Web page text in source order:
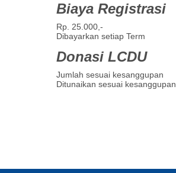
Biaya Registrasi
Rp. 25.000,-
Dibayarkan setiap Term
Donasi LCDU
Jumlah sesuai kesanggupan
Ditunaikan sesuai kesanggupan